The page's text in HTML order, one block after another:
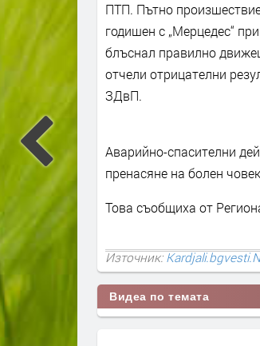
ПТП. Пътно
годишен с „Мерцедес“
блъснал правилно
отчели отрицателни
ЗДвП.
Аварийно-спасителни
пренасяне на болен
Това съобщиха от
Източник:
Видеа по темата